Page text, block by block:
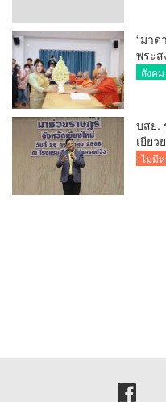
“มาด
พระ
ราย
สังคม
บสย.
เยียว
ธรร
ไม่มี